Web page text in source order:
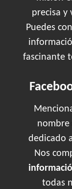
precisa y
Puedes
fascinante
nombre
dedicado
Nos
todas